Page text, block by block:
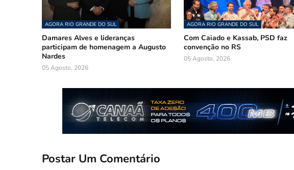
AGORA RIO GRANDE DO SUL
Damares Alves e lideranças
participam de homenagem a Augusto
Nardes
05 Agosto, 2026
AGORA RIO GRANDE DO SUL
Com Caiado e Kassab, PSD faz
convenção no RS
05 Agosto, 2026
Postar Um Comentário